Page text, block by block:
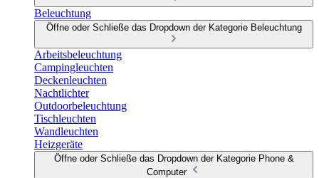
Beleuchtung
Öffne oder Schließe das Dropdown der Kategorie Beleuchtung
Arbeitsbeleuchtung
Campingleuchten
Deckenleuchten
Nachtlichter
Outdoorbeleuchtung
Tischleuchten
Wandleuchten
Heizgeräte
Öffne oder Schließe das Dropdown der Kategorie Phone &
Computer